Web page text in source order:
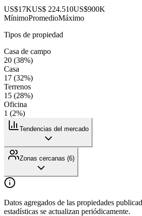
US$17KUS$ 224.510US$900K
MínimoPromedioMáximo
Tipos de propiedad
Casa de campo
20 (38%)
Casa
17 (32%)
Terrenos
15 (28%)
Oficina
1 (2%)
Tendencias del mercado
Zonas cercanas (6)
Datos agregados de las propiedades
estadísticas se actualizan periódicamente.